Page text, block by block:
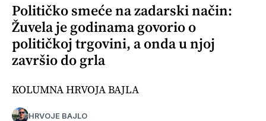
Političko smeće na zadarski način:
Žuvela je godinama govorio o
političkoj trgovini, a onda u njoj
završio do grla
KOLUMNA HRVOJA BAJLA
HRVOJE BAJLO